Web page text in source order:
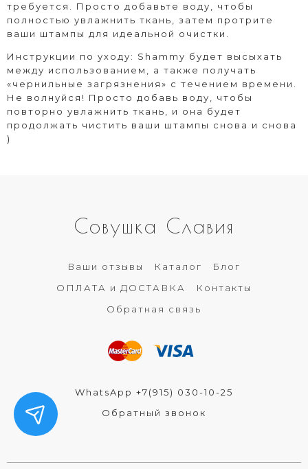
требуется. Просто добавьте воду, чтобы
полностью увлажнить ткань, затем протрите
ваши штампы для идеальной очистки.
Инструкции по уходу: Shammy будет высыхать
между использованием, а также получать
«чернильные загрязнения» с течением времени.
Не волнуйся! Просто добавь воду, чтобы
повторно увлажнить ткань, и она будет
продолжать чистить ваши штампы снова и снова
)
Совушка Славия
Ваши отзывы Каталог
Блог
ОПЛАТА и ДОСТАВКА
Контакты
Обратная связь
WhatsApp +7(915) 030-10-25
Обратный звонок